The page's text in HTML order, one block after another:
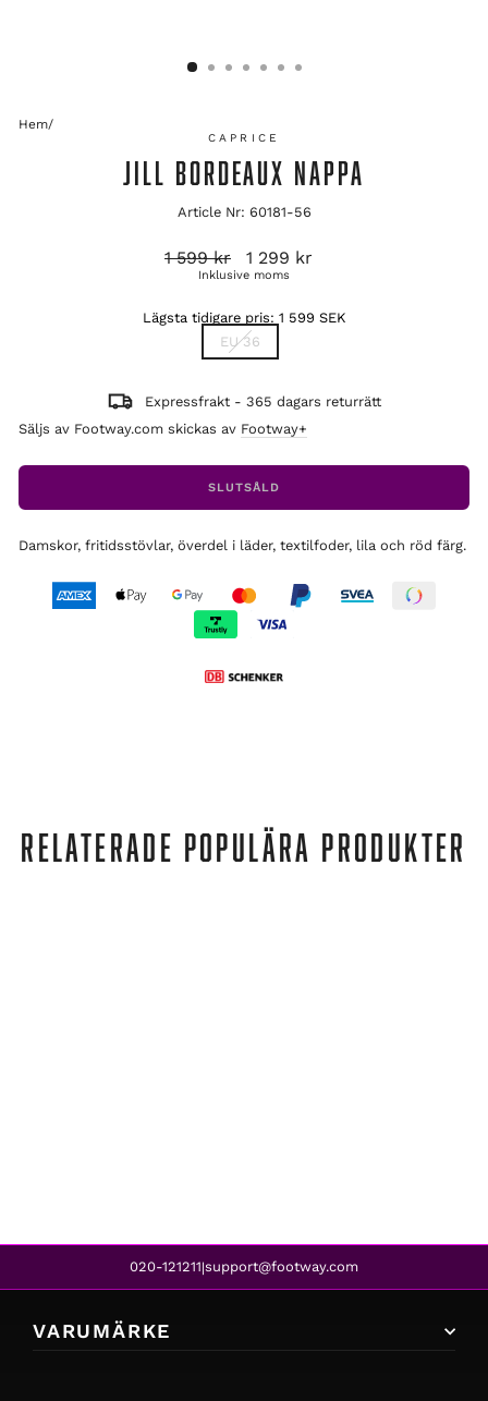
Hem/
CAPRICE
JILL BORDEAUX NAPPA
Article Nr: 60181-56
Ordinarie
1 599 kr Reapris
1 299 kr
Inklusive moms
Lägsta tidigare pris: 1 599 SEK
EU 36
Expressfrakt - 365 dagars returrätt
Säljs av Footway.com skickas av Footway+
SLUTSÅLD
Damskor, fritidsstövlar, överdel i läder, textilfoder, lila och röd färg.
RELATERADE POPULÄRA PRODUKTER
020-121211|support@footway.com
VARUMÄRKE